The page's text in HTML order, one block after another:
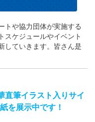
トや協力団体が実施する
スケジュールやイベント
していきます。皆さん是
直筆イラスト入りサイ
を展示中です！